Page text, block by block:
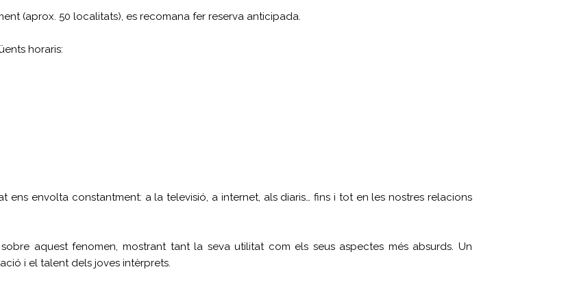
(aprox. 50 localitats), es recomana fer reserva anticipada.
horaris:
ens envolta constantment: a la televisió, a internet, als diaris… fins i tot en les nostres relacions
aquest fenomen, mostrant tant la seva utilitat com els seus aspectes més absurds. Un
i el talent dels joves intèrprets.